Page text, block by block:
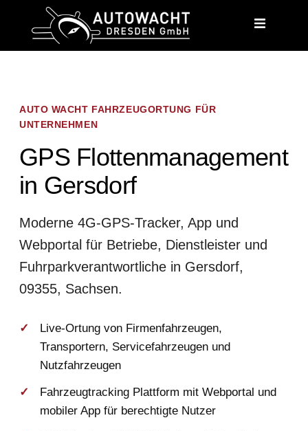
AUTO WACHT FAHRZEUGORTUNG FÜR
UNTERNEHMEN
GPS Flottenmanagement
in Gersdorf
Moderne 4G-GPS-Tracker, App und
Webportal für Betriebe, Dienstleister und
Fuhrparkverantwortliche in Gersdorf,
09355, Sachsen.
Live-Ortung von Firmenfahrzeugen,
Transportern, Servicefahrzeugen und
Nutzfahrzeugen
Fahrzeugtracking Plattform mit Webportal und
mobiler App für berechtigte Nutzer